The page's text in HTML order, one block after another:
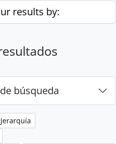
results by:
búsqueda
Jerarquía